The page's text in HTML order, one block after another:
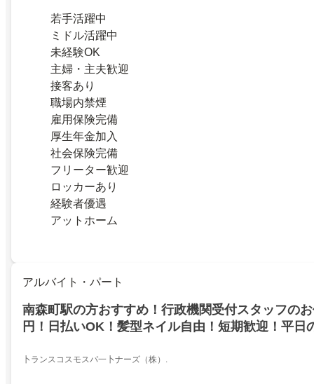
若手活躍中
ミドル活躍中
未経験OK
主婦・主夫歓迎
接客あり
職場内禁煙
雇用保険完備
厚生年金加入
社会保険完備
フリーター歓迎
ロッカーあり
経験者優遇
アットホーム
アルバイト・パート
南森町駅の方おすすめ！行政機関受付スタッフの
円！日払いOK！髪型ネイル自由！短期歓迎！平日
卜ランスコスモスパ一卜ナーズ（株）.